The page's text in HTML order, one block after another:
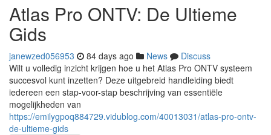
Atlas Pro ONTV: De Ultieme
Gids
janewzed056953 84 days ago News
Discuss
Wilt u volledig inzicht krijgen hoe u het Atlas Pro ONTV systeem
succesvol kunt inzetten? Deze uitgebreid handleiding biedt
iedereen een stap-voor-stap beschrijving van essentiële
mogelijkheden van
https://emilygpoq884729.vidublog.com/40013031/atlas-pro-ontv-
de-ultieme-gids